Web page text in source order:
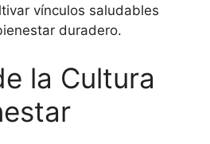
vínculos saludables
duradero.
la Cultura